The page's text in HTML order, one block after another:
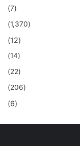
(7)
(1,370)
(12)
(14)
(22)
(206)
(6)